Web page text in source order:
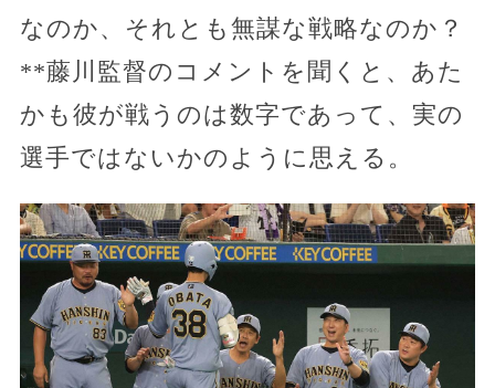
なのか、それとも無謀な戦略なのか？
**藤川監督のコメントを聞くと、あた
かも彼が戦うのは数字であって、実の
選手ではないかのように思える。